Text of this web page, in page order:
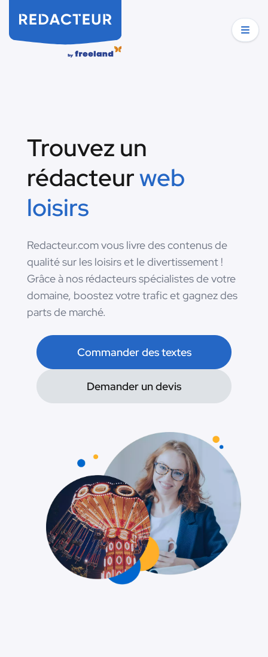
Trouvez un
rédacteurweb
loisirs
Redacteur.com vous livre des contenus de
qualité sur les loisirs et le divertissement !
Grâce à nos rédacteurs spécialistes de votre
domaine, boostez votre trafic et gagnez des
parts de marché.
Commander des textes
Demander un devis